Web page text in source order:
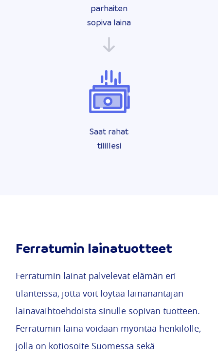
parhaiten
sopiva laina
Saat rahat
tilillesi
Ferratumin lainatuotteet
Ferratumin lainat palvelevat elämän eri
tilanteissa, jotta voit löytää lainanantajan
lainavaihtoehdoista sinulle sopivan tuotteen.
Ferratumin laina voidaan myöntää henkilölle,
jolla on kotiosoite Suomessa sekä